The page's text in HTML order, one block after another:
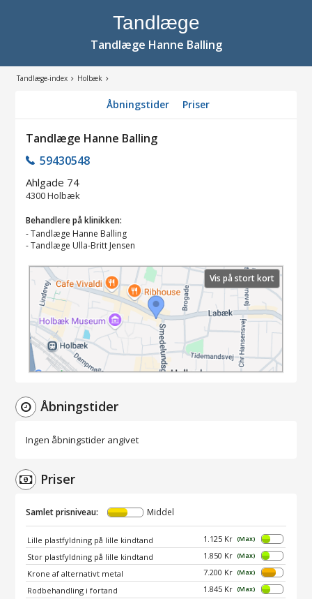
Tandlæge
Tandlæge Hanne Balling
Tandlæge-index Holbæk
Åbningstider Priser
Tandlæge Hanne Balling
59430548
Ahlgade 74
4300Holbæk
Behandlere på klinikken:
-Tandlæge Hanne Balling
-Tandlæge Ulla-Britt Jensen
Vis på stort kort
Åbningstider
Ingen åbningstider angivet
Priser
Samlet prisniveau: Middel
Lille plastfyldning på lille kindtand 1.125 Kr (Max)
Stor plastfyldning på lille kindtand 1.850 Kr (Max)
Krone af alternativt metal 7.200 Kr (Max)
Rodbehandling i fortand 1.845 Kr (Max)